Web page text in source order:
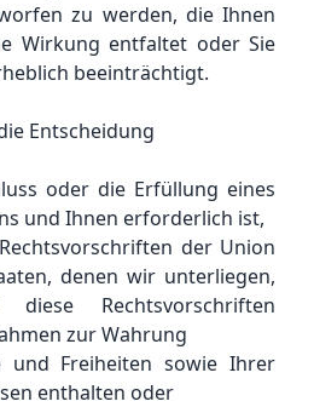
zu werden, die Ihnen
Wirkung entfaltet oder Sie
beeinträchtigt.
Entscheidung
oder die Erfüllung eines
und Ihnen erforderlich ist,
der Union
denen wir unterliegen,
Rechtsvorschriften
zur Wahrung
Freiheiten sowie Ihrer
enthalten oder